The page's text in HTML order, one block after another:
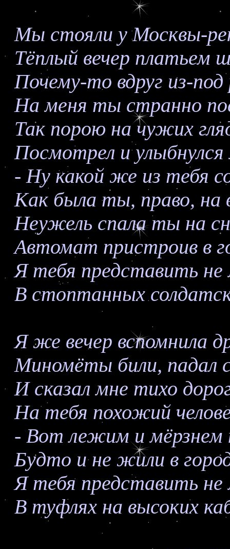
Мы стояли у Москвы-
Тёплый вечер платьем
Почему-то вдруг из-под
На меня ты странно
Так порою на чужих
Посмотрел и
- Ну какой же из тебя
Как была ты, право, на
Неужель спала ты на
Автомат пристроив в
Я тебя представить не
В стоптанных
Я же вечер вспомнила
Миномёты били, падал
И сказал мне тихо
На тебя похожий
- Вот лежим и мёрзнем
Будто и не жили в
Я тебя представить не
В туфлях на высоких